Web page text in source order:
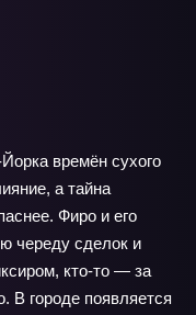
времён сухого
а тайна
Фиро и его
череду сделок и
кто-то — за
В городе появляется